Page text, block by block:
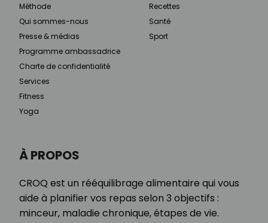
À PROPOS
CROQ est un rééquilibrage alimentaire qui vous
aide à planifier vos repas selon 3 objectifs :
minceur, maladie chronique, étapes de vie.
Méthode
Qui sommes-nous
Presse & médias
Programme ambassadrice
Charte de confidentialité
Services
Fitness
Yoga
Recettes
Santé
Sport